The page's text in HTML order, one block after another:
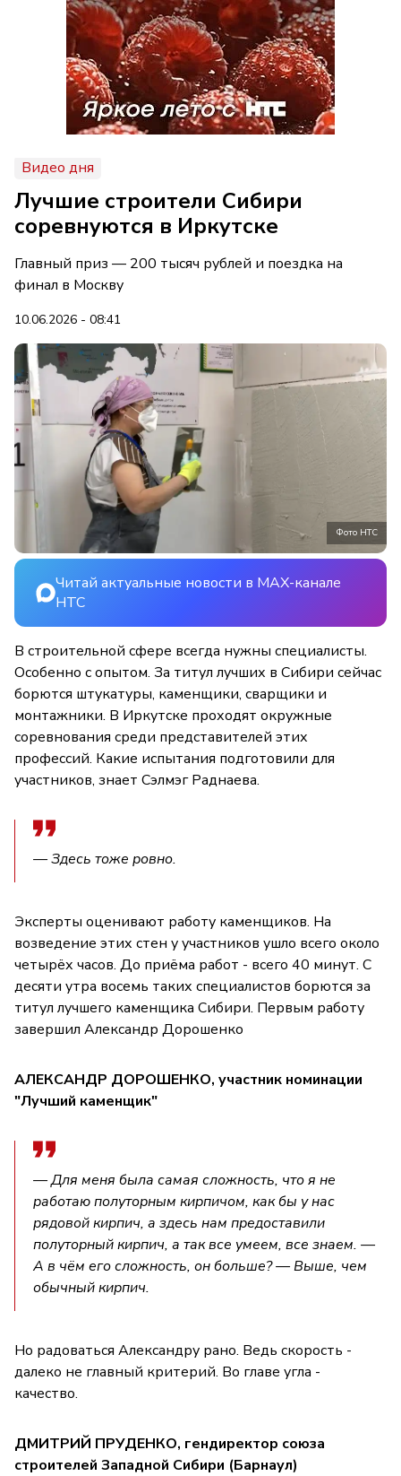
Видео дня
Лучшие строители Сибири
соревнуются в Иркутске
Главный приз — 200 тысяч рублей и поездка на
финал в Москву
10.06.2026 - 08:41
Фото НТС
Читай актуальные новости в MAX-канале
НТС
В строительной сфере всегда нужны специалисты.
Особенно с опытом. За титул лучших в Сибири сейчас
борются штукатуры, каменщики, сварщики и
монтажники. В Иркутске проходят окружные
соревнования среди представителей этих
профессий. Какие испытания подготовили для
участников, знает Сэлмэг Раднаева.
— Здесь тоже ровно.
Эксперты оценивают работу каменщиков. На
возведение этих стен у участников ушло всего около
четырёх часов. До приёма работ - всего 40 минут. С
десяти утра восемь таких специалистов борются за
титул лучшего каменщика Сибири. Первым работу
завершил Александр Дорошенко
АЛЕКСАНДР ДОРОШЕНКО, участник номинации
"Лучший каменщик"
— Для меня была самая сложность, что я не
работаю полуторным кирпичом, как бы у нас
рядовой кирпич, а здесь нам предоставили
полуторный кирпич, а так все умеем, все знаем. —
А в чём его сложность, он больше? — Выше, чем
обычный кирпич.
Но радоваться Александру рано. Ведь скорость -
далеко не главный критерий. Во главе угла -
качество.
ДМИТРИЙ ПРУДЕНКО, гендиректор союза
строителей Западной Сибири (Барнаул)